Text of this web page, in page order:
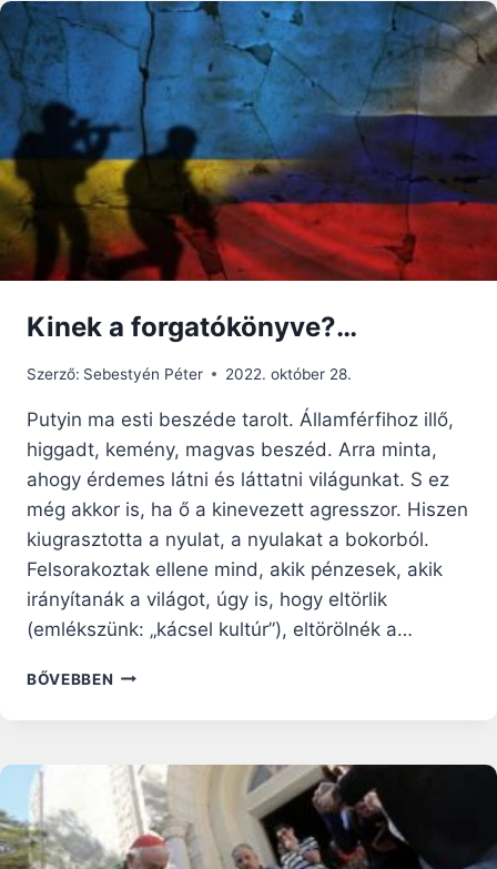
ELTÉRŐ
FELEKEZETŰ
KERESZTÉNYEKET
LEÓ
PÁPA
HOMÍLIÁJA
Kinek a forgatókönyve?…
Szerző: Sebestyén Péter 2022. október 28.
Putyin ma esti beszéde tarolt. Államférfihoz illő,
higgadt, kemény, magvas beszéd. Arra minta,
ahogy érdemes látni és láttatni világunkat. S ez
még akkor is, ha ő a kinevezett agresszor. Hiszen
kiugrasztotta a nyulat, a nyulakat a bokorból.
Felsorakoztak ellene mind, akik pénzesek, akik
irányítanák a világot, úgy is, hogy eltörlik
(emlékszünk: „kácsel kultúr”), eltörölnék a…
BŐVEBBEN KINEK